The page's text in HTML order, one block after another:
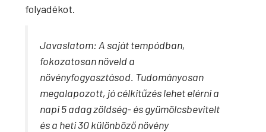
folyadékot.
Javaslatom: A saját tempódban,
fokozatosan növeld a
növényfogyasztásod. Tudományosan
megalapozott, jó célkitűzés lehet elérni a
napi 5 adag zöldség- és gyümölcsbevitelt
és a heti 30 különböző növény